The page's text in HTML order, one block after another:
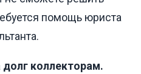
помощь юриста
коллекторам.